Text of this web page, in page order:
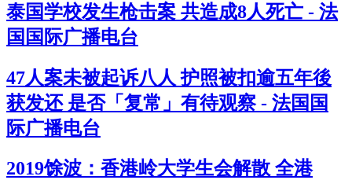
泰国学校发生枪击案 共造成8人死亡 - 法
国国际广播电台
47人案未被起诉八人 护照被扣逾五年後
获发还 是否「复常」有待观察 - 法国国
际广播电台
2019馀波：香港岭大学生会解散 全港